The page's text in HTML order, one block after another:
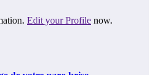
Edit your Profile now.